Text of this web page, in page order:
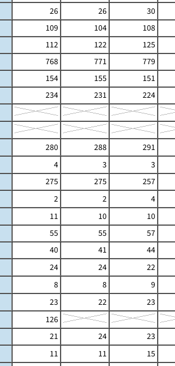
26 26 30
109 104 108
112 122 125
768 771 779
154 155 151
234 231 224
280 288 291
4 3 3
275 275 257
2 2 4
11 10 10
55 55 57
40 41 44
24 24 22
8 8 9
23 22 23
126
21 24 23
11 11 15